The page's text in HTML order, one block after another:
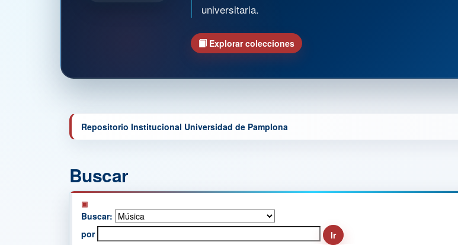
universitaria.
Explorar colecciones
Repositorio Institucional Universidad de Pamplona
Buscar
Buscar:
por